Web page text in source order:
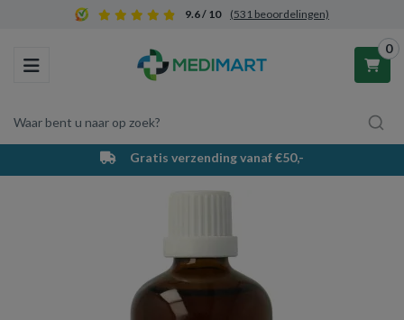
9.6 / 10 (531 beoordelingen)
Toggle navigation
Waar bent u naar op zoek?
0
Winkelwagen
Uw winkelwagen is leeg.
Vul hem met producten.
Gratis verzending vanaf €50,-